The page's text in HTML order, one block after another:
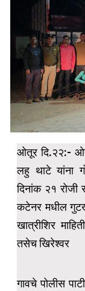
ओतूर दि.२२:-
लहु थाटे यांना
दिनांक २१ रोजी
कटेनर मधील
खात्रीशिर
तसेच खिरेश्वर
गावचे पोलीस